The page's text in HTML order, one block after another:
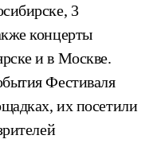
3
концерты
и в Москве.
Фестиваля
их посетили